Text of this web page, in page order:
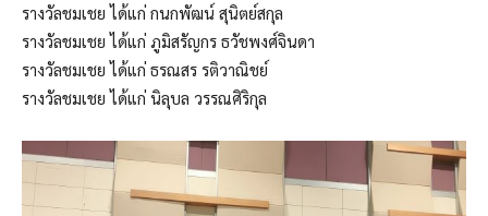
รางวัลชมเชย ได้แก่ กนกพัฒน์ สุนิตย์สกุล
รางวัลชมเชย ได้แก่ ภูมิสรัญกร ธวัชพงศ์จินดา
รางวัลชมเชย ได้แก่ ธรณสร รติวาณิชย์
รางวัลชมเชย ได้แก่ นิลุบล วรรณศิริกุล